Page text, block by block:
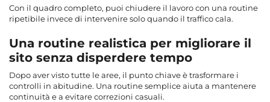
Con il quadro completo, puoi chiudere il lavoro con una routine
ripetibile invece di intervenire solo quando il traffico cala.
Una routine realistica per migliorare il
sito senza disperdere tempo
Dopo aver visto tutte le aree, il punto chiave è trasformare i
controlli in abitudine. Una routine semplice aiuta a mantenere
continuità e a evitare correzioni casuali.